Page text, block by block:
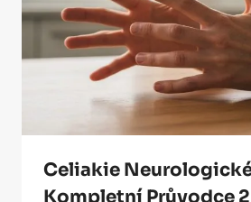
Celiakie
Kompletní Průvodce